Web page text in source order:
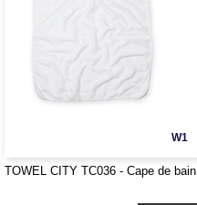
W1
TOWEL CITY TC036 - Cape de bain